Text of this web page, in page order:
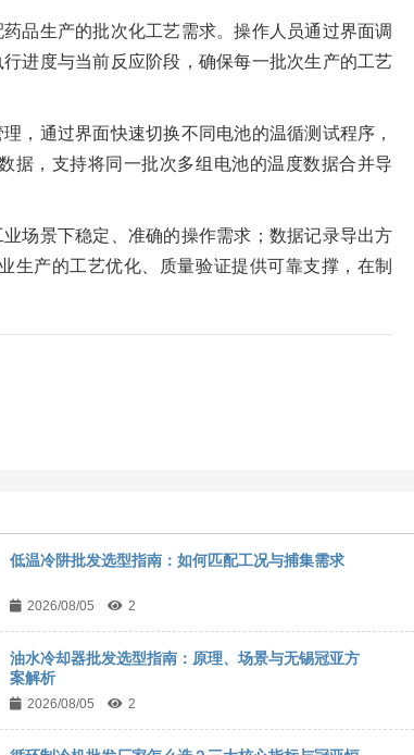
品生产的批次化工艺需求。操作人员通过界面调
进度与当前反应阶段，确保每一批次生产的工艺
，通过界面快速切换不同电池的温循测试程序，
据，支持将同一批次多组电池的温度数据合并导
场景下稳定、准确的操作需求；数据记录导出方
生产的工艺优化、质量验证提供可靠支撑，在制
低温冷阱批发选型指南：如何匹配工况与捕集需求
2026/08/05 2
油水冷却器批发选型指南：原理、场景与无锡冠亚方
案解析
2026/08/05 2